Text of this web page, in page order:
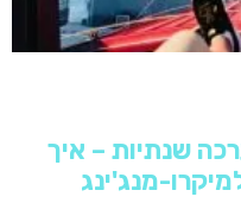
שנתיות – איך
מנג'ינג